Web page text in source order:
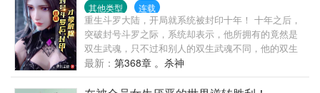
配跟二流子一起被捉奸在床，只能嫁给二流子婚后被
二流子家暴致死，死的时候衣服都没有穿身上都是伤
口还流脓，死的好惨，现在洛小柔已经换成在末世生
活过的洛小柔，洛小柔一想到跟女主抢男主就想骂
人，好在现在还早女配还没有遇到女主跟男主，洛小
其他类型 连载
重生斗罗大陆，开局就系统被封印十年！ 十年之后，
突破封号斗罗之际，系统却表示，他所拥有的竟然是
双生武魂，只不过和别人的双生武魂不同，他的双生
武魂是直接融为一体的，可以随时转换形态的。 本以
为他所拥有的是兽武魂雷霆白龙。 却不想，龙还能转
最新： 第368章 。杀神